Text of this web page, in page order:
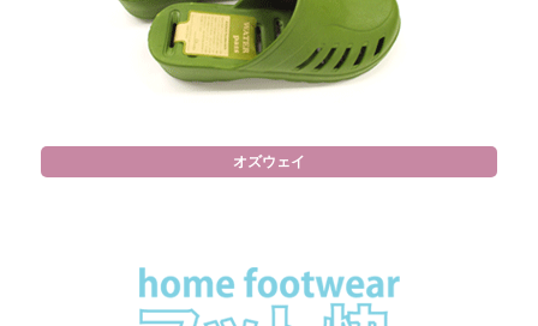
オズウェイ